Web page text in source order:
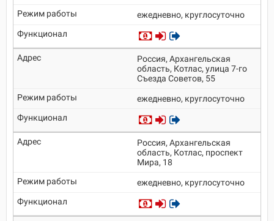
ежедневно, круглосуточно
Россия, Архангельская
область, Котлас, улица 7-го
Съезда Советов, 55
ежедневно, круглосуточно
Россия, Архангельская
область, Котлас, проспект
Мира, 18
ежедневно, круглосуточно